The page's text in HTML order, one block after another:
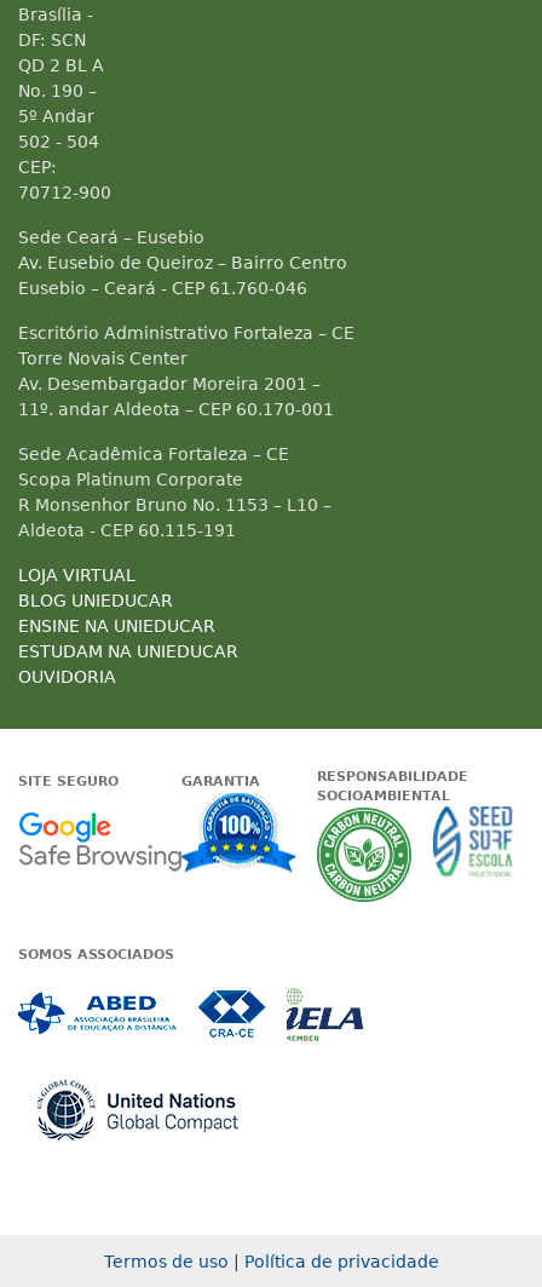
Brasília -
DF: SCN
QD 2 BL A
No. 190 –
5º Andar
502 - 504
CEP:
70712-900
Sede Ceará – Eusebio
Av. Eusebio de Queiroz – Bairro Centro
Eusebio – Ceará - CEP 61.760-046
Escritório Administrativo Fortaleza – CE
Torre Novais Center
Av. Desembargador Moreira 2001 –
11º. andar Aldeota – CEP 60.170-001
Sede Acadêmica Fortaleza – CE
Scopa Platinum Corporate
R Monsenhor Bruno No. 1153 – L10 –
Aldeota - CEP 60.115-191
LOJA VIRTUAL
BLOG UNIEDUCAR
ENSINE NA UNIEDUCAR
ESTUDAM NA UNIEDUCAR
OUVIDORIA
SITE SEGURO
Google - Status do site no
GARANTIA
Garantia de
RESPONSABILIDADE
SOCIOAMBIENTAL
A
SOMOS ASSOCIADOS
Termos de uso Política de privacidade